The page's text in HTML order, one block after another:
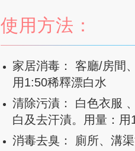
使用方法：
家居消毒： 客廳/房間
用1:50稀釋漂白水
清除污漬： 白色衣服
白及去汗漬。用量：用
消毒去臭： 廁所、溝渠